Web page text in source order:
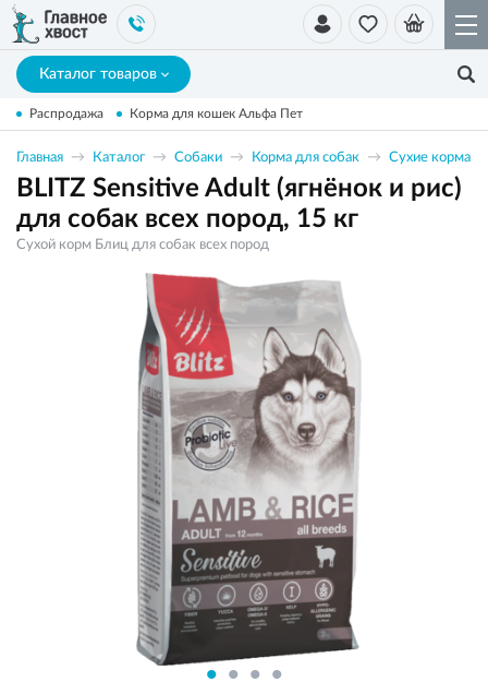
Каталог товаров
Распродажа Корма для кошек Альфа Пет
Главная Каталог Собаки Корма для собак Сухие корма
BLITZ Sensitive Adult (ягнёнок и рис)
для собак всех пород, 15 кг
Сухой корм Блиц для собак всех пород